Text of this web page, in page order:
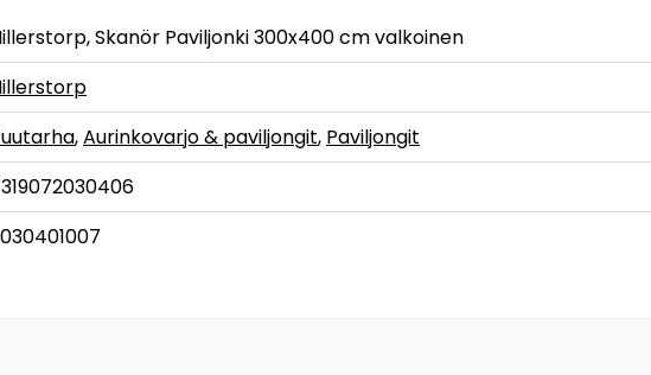
Skanör Paviljonki 300x400 cm valkoinen
,Aurinkovarjo & paviljongit, Paviljongit